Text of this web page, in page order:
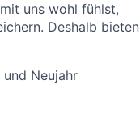
uns wohl fühlst,
Deshalb bieten
Neujahr